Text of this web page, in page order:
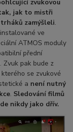
zvukovou
jak to mistři
zamýšleli.
ve
ATMOS moduly
přední
Zvuk pak bude z
se zvukové
a není nutný
. Sledování filmů
nikdy jako dřív.